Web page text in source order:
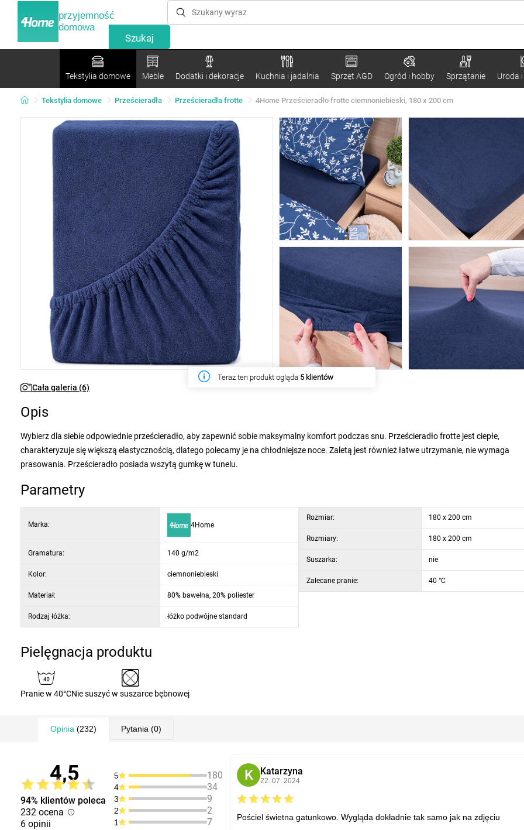
przyjemność
domowa
Tekstylia domowe Meble Dodatki i dekoracje Kuchnia i jadalnia Sprzęt AGD Ogród i hobby Sprzątanie Uroda
Tekstylia domowe Prześcieradła Prześcieradła frotte 4Home Prześcieradło frotte ciemnoniebieski, 180 x 200 cm
W tym tygodniu produkt kupiło59 klientów
Cała galeria (6)
Opis
Wybierz dla siebie odpowiednie prześcieradło, aby zapewnić sobie maksymalny komfort podczas snu. Prześcieradło frotte jest ciepłe,
charakteryzuje się większą elastycznością, dlatego polecamy je na chłodniejsze noce. Zaletą jest również łatwe utrzymanie, nie wymaga
prasowania. Prześcieradło posiada wszytą gumkę w tunelu.
Parametry
Marka: 4Home
Gramatura: 140 g/m2
Kolor: ciemnoniebieski
Materiał: 80% bawełna, 20% poliester
Rodzaj łóżka: łóżko podwójne standard
Rozmiar: 180 x 200 cm
Rozmiary: 180 x 200 cm
Suszarka: nie
Zalecane pranie: 40 °C
Pielęgnacja produktu
Pranie w 40°CNie suszyć w suszarce bębnowej
Opinia (232) Pytania (0)
4,5
94% klientów poleca
232 ocena
6 opinii
5 180
4 34
3 9
2 2
1 7
K Katarzyna
22. 07. 2024
Pościel świetna gatunkowo. Wygląda dokładnie tak samo jak na zdjęciu